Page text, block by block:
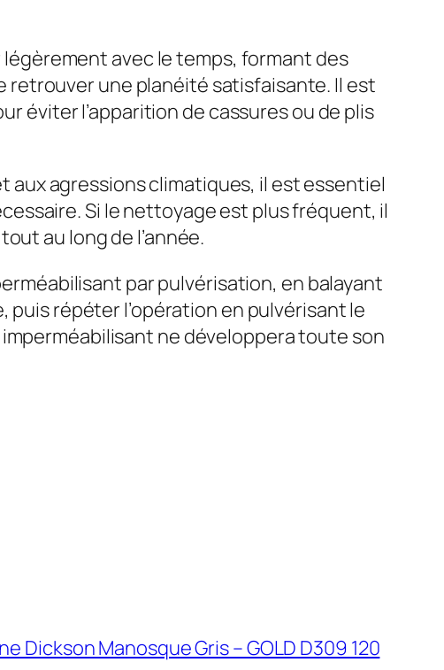
légèrement avec le temps, formant des
retrouver une planéité satisfaisante. Il est
éviter l’apparition de cassures ou de plis
agressions climatiques, il est essentiel
Si le nettoyage est plus fréquent, il
au long de l’année.
par pulvérisation, en balayant
puis répéter l’opération en pulvérisant le
ne développera toute son
Dickson Manosque Gris – GOLD D309 120